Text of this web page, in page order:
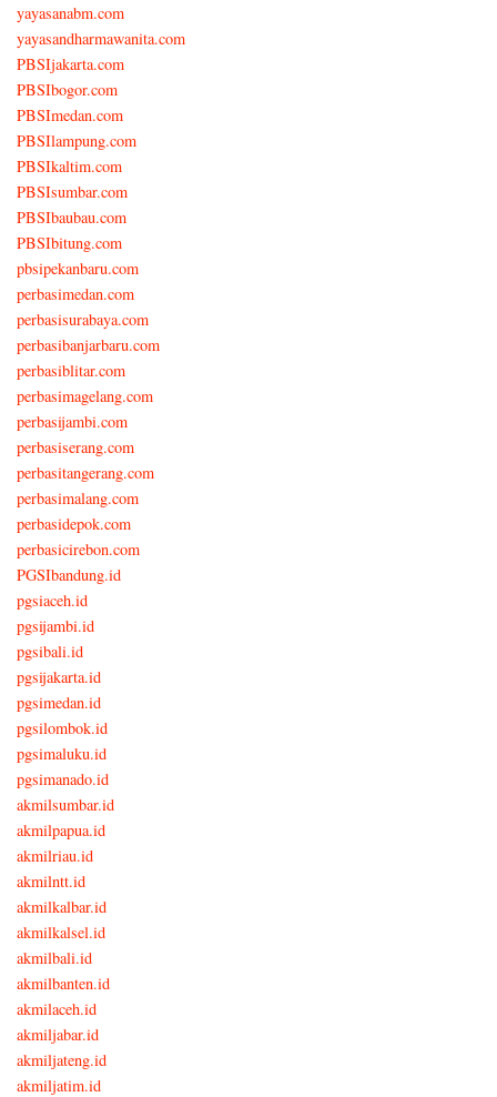
yayasanabm.com
yayasandharmawanita.com
PBSIjakarta.com
PBSIbogor.com
PBSImedan.com
PBSIlampung.com
PBSIkaltim.com
PBSIsumbar.com
PBSIbaubau.com
PBSIbitung.com
pbsipekanbaru.com
perbasimedan.com
perbasisurabaya.com
perbasibanjarbaru.com
perbasiblitar.com
perbasimagelang.com
perbasijambi.com
perbasiserang.com
perbasitangerang.com
perbasimalang.com
perbasidepok.com
perbasicirebon.com
PGSIbandung.id
pgsiaceh.id
pgsijambi.id
pgsibali.id
pgsijakarta.id
pgsimedan.id
pgsilombok.id
pgsimaluku.id
pgsimanado.id
akmilsumbar.id
akmilpapua.id
akmilriau.id
akmilntt.id
akmilkalbar.id
akmilkalsel.id
akmilbali.id
akmilbanten.id
akmilaceh.id
akmiljabar.id
akmiljateng.id
akmiljatim.id